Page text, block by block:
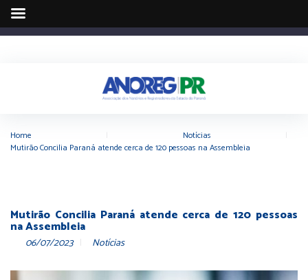
Home Notícias
Mutirão Concilia Paraná atende cerca de 120 pessoas na Assembleia
Mutirão Concilia Paraná atende cerca de 120 pessoas
na Assembleia
06/07/2023 Notícias